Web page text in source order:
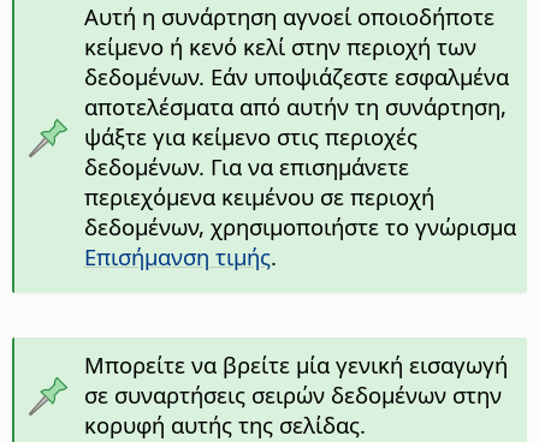
Αυτή η συνάρτηση αγνοεί οποιοδήποτε
κείμενο ή κενό κελί στην περιοχή των
δεδομένων. Εάν υποψιάζεστε εσφαλμένα
αποτελέσματα από αυτήν τη συνάρτηση,
ψάξτε για κείμενο στις περιοχές
δεδομένων. Για να επισημάνετε
περιεχόμενα κειμένου σε περιοχή
δεδομένων, χρησιμοποιήστε το γνώρισμα
Επισήμανση τιμής.
Μπορείτε να βρείτε μία γενική εισαγωγή
σε συναρτήσεις σειρών δεδομένων στην
κορυφή αυτής της σελίδας.